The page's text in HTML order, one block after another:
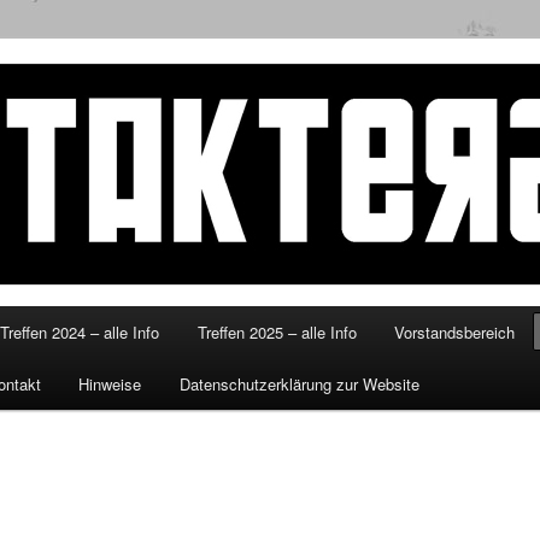
Treffen 2024 – alle Info Treffen 2025 – alle Info Vorstandsbereich
Hinweise Datenschutzerklärung zur Website